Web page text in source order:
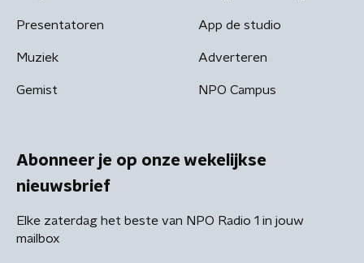
Presentatoren
Muziek
Gemist
App de studio
Adverteren
NPO Campus
Abonneer je op onze wekelijkse
nieuwsbrief
Elke zaterdag het beste van NPO Radio 1 in jouw
mailbox